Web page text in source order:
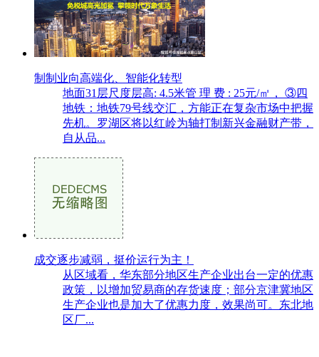
制制业向高端化、智能化转型
地面31层尺度层高: 4.5米管 理 费 : 25元/㎡， ③四
地铁：地铁79号线交汇，方能正在复杂市场中把握
先机。罗湖区将以红岭为轴打制新兴金融财产带，
自从品...
成交逐步减弱，挺价运行为主！
从区域看，华东部分地区生产企业出台一定的优惠
政策，以增加贸易商的存货速度；部分京津冀地区
生产企业也是加大了优惠力度，效果尚可。东北地
区厂...